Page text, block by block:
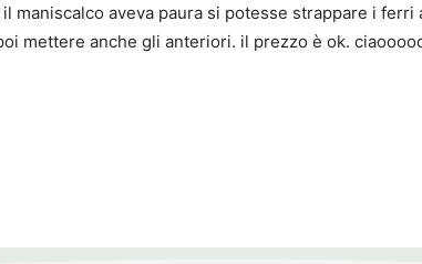
maniscalco aveva paura si potesse strappare i ferri
mettere anche gli anteriori. il prezzo è ok.